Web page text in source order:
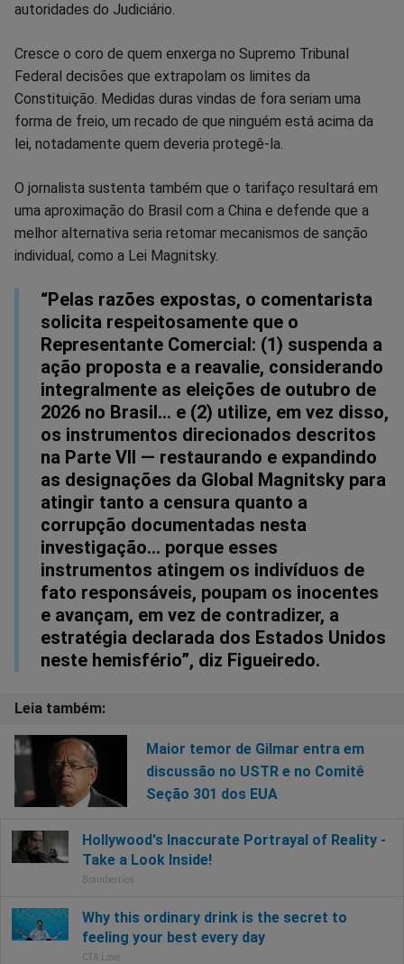
autoridades do Judiciário.
Cresce o coro de quem enxerga no Supremo Tribunal
Federal decisões que extrapolam os limites da
Constituição. Medidas duras vindas de fora seriam uma
forma de freio, um recado de que ninguém está acima da
lei, notadamente quem deveria protegê-la.
O jornalista sustenta também que o tarifaço resultará em
uma aproximação do Brasil com a China e defende que a
melhor alternativa seria retomar mecanismos de sanção
individual, como a Lei Magnitsky.
“Pelas razões expostas, o comentarista
solicita respeitosamente que o
Representante Comercial: (1) suspenda a
ação proposta e a reavalie, considerando
integralmente as eleições de outubro de
2026 no Brasil... e (2) utilize, em vez disso,
os instrumentos direcionados descritos
na Parte VII — restaurando e expandindo
as designações da Global Magnitsky para
atingir tanto a censura quanto a
corrupção documentadas nesta
investigação… porque esses
instrumentos atingem os indivíduos de
fato responsáveis, poupam os inocentes
e avançam, em vez de contradizer, a
estratégia declarada dos Estados Unidos
neste hemisfério”, diz Figueiredo.
Maior temor de Gilmar entra em
discussão no USTR e no Comitê
Seção 301 dos EUA